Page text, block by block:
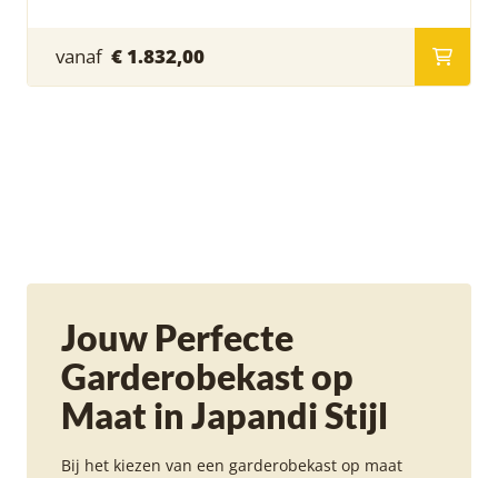
vanaf € 1.832,00
Jouw Perfecte
Garderobekast op
Maat in Japandi Stijl
Bij het kiezen van een garderobekast op maat